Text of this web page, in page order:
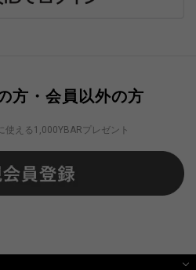
方・会員以外の方
使える1,000YBARプレゼント